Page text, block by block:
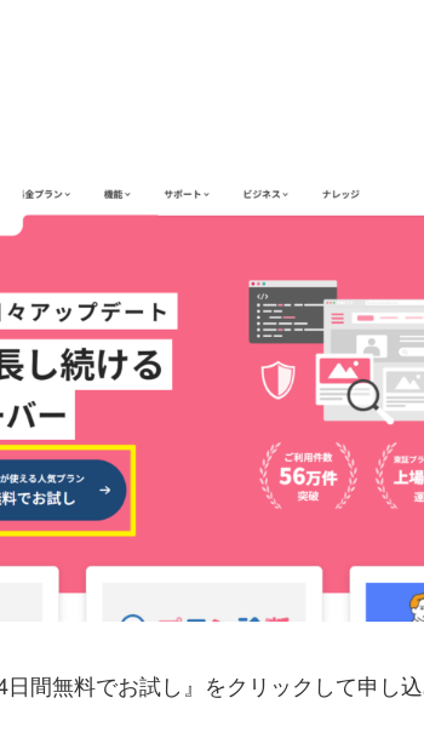
間無料でお試し』をクリックして申し